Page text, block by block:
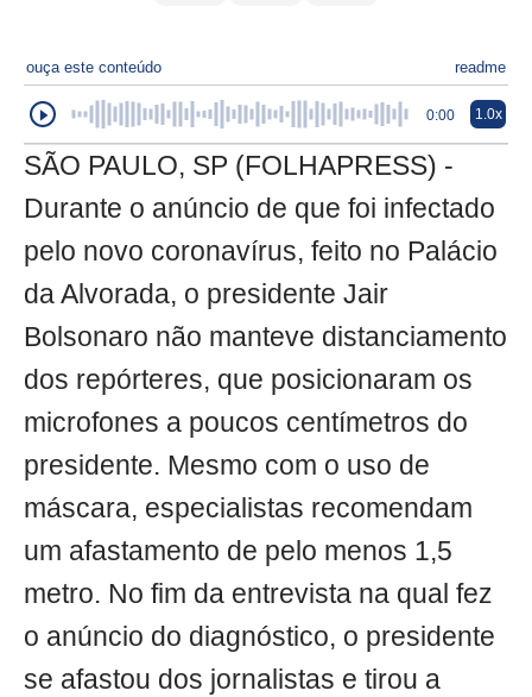
ouça este conteúdo readme
0:00 1.0x
SÃO PAULO, SP (FOLHAPRESS) -
Durante o anúncio de que foi infectado
pelo novo coronavírus, feito no Palácio
da Alvorada, o presidente Jair
Bolsonaro não manteve distanciamento
dos repórteres, que posicionaram os
microfones a poucos centímetros do
presidente. Mesmo com o uso de
máscara, especialistas recomendam
um afastamento de pelo menos 1,5
metro. No fim da entrevista na qual fez
o anúncio do diagnóstico, o presidente
se afastou dos jornalistas e tirou a